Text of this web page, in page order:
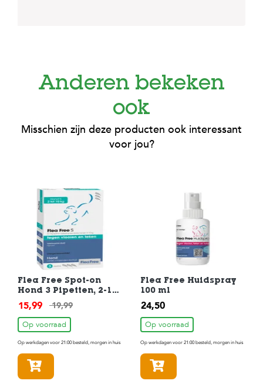
Anderen bekeken
ook
Misschien zijn deze producten ook interessant
voor jou?
Flea Free Spot-on
Hond 3 Pipetten, 2-10
kg
19,99
15,99
Op voorraad
Op werkdagen voor 21:00 besteld, morgen in huis
Flea Free Huidspray
100 ml
24,50
Op voorraad
Op werkdagen voor 21:00 besteld, morgen in huis